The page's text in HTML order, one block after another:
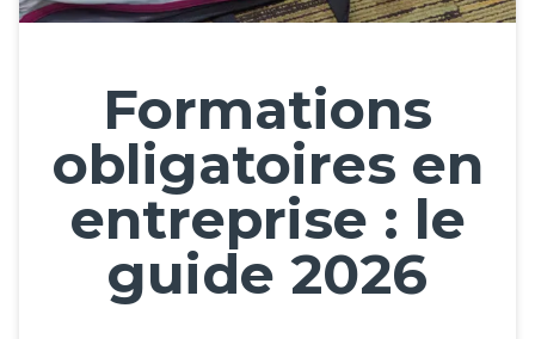
Formations
obligatoires en
entreprise : le
guide 2026